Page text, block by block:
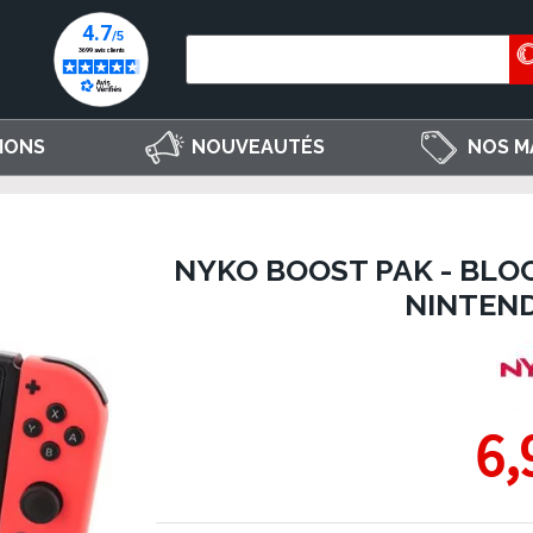
NOUVEAUTÉS NOS
NYKO BOOST PAK -